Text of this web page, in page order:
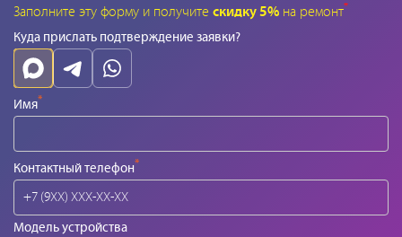
Заполните эту форму и получите скидку 5% на ремонт*
Куда прислать подтверждение заявки?
Имя*
Контактный телефон*
Модель устройства